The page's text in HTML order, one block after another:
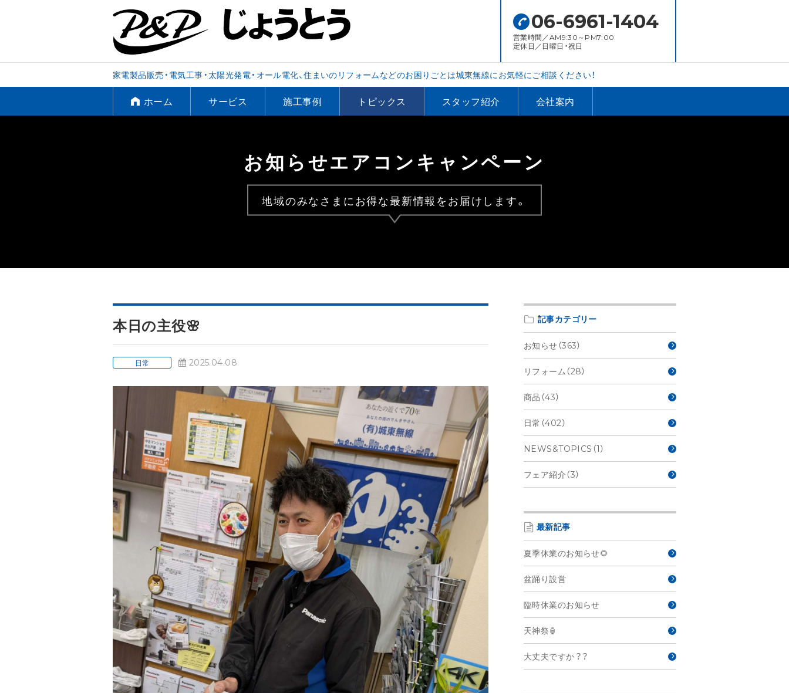
06-6961-1404
営業時間／AM9:30～PM7:00
定休日／日曜日・祝日
家電製品販売・電気工事・太陽光発電・オール電化、住まいのリフォームなどのお困りごとは城東無線にお気軽にご相談ください！
ホーム サービス 施工事例 トピックス スタッフ紹介 会社案内
お知らせエアコンキャンペーン
地域のみなさまにお得な最新情報をお届けします。
本日の主役🌸
日常 2025.04.08
記事カテゴリー
お知らせ（363）
リフォーム（28）
商品（43）
日常（402）
NEWS&TOPICS（1）
フェア紹介（3）
最新記事
夏季休業のお知らせ🌻
盆踊り設営
臨時休業のお知らせ
天神祭🏮
大丈夫ですか？？